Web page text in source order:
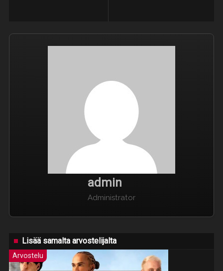
admin
Administrator
Lisää samalta arvostelijalta
Arvostelu